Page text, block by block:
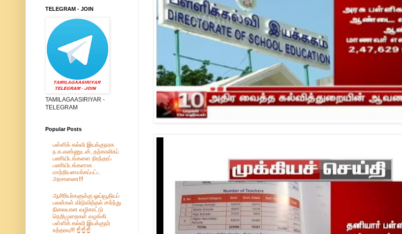
TELEGRAM - JOIN
TAMILAGAASIRIYAR -
TELEGRAM
Popular Posts
பள்ளிக் கல்வி இயக்குநரக
ந.க.எண்ணுடன், தற்காலிகப்
பணியிடங்களை நிரந்தரப்
பணியிடங்களாக
மாற்றியமைக்கப்பட்ட
அரசாணை!!!
ஆசிரியர்களுக்கு ஓய்வூதியப்
பலன்கள் விடுவித்தல் சார்ந்து
நிலையான வழிகாட்டு
நெறிமுறைகள் வழங்கி
பள்ளிக் கல்வி இயக்குநர்
உத்தரவு!!! ☝️☝️☝️